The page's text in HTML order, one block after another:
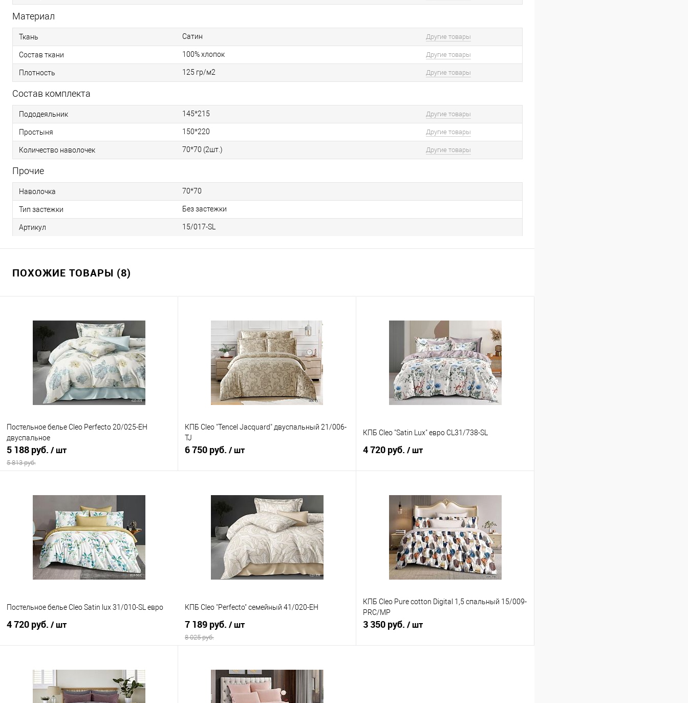
Материал
Ткань Сатин Другие товары
Состав ткани 100% хлопок Другие товары
Плотность 125 гр/м2 Другие товары
Состав комплекта
Пододеяльник 145*215 Другие товары
Простыня 150*220 Другие товары
Количество наволочек 70*70 (2шт.) Другие товары
Прочие
Наволочка 70*70
Тип застежки Без застежки
Артикул 15/017-SL
ПОХОЖИЕ ТОВАРЫ (8)
Постельное белье Cleo Perfecto 20/025-EH
двуспальное
5 188 руб. / шт
5 813 руб.
Купить в 1 клик
Сравнение
В избранное
В наличии
КПБ Cleo "Tencel Jacquard" двуспальный 21/006-
TJ
6 750 руб. / шт
Купить в 1 клик
Сравнение
В избранное
В наличии
КПБ Cleo "Satin Lux" евро CL31/738-SL
4 720 руб. / шт
Купить в 1 клик
Сравнение
В избранное
В наличии
Постельное белье Cleo Satin lux 31/010-SL евро
4 720 руб. / шт
Купить в 1 клик
Сравнение
КПБ Cleo "Perfecto" семейный 41/020-EH
7 189 руб. / шт
8 025 руб.
Купить в 1 клик
Сравнение
КПБ Cleo Pure cotton Digital 1,5 спальный 15/009-
PRC/MP
3 350 руб. / шт